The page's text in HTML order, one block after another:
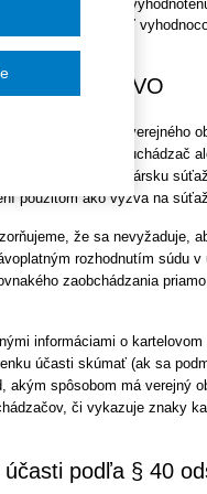
účasti
obstarávateľ
6 písm. g) ZVO
vylúčia z verejného
podozrenie, že uchádzač
narúšajúcu hospodársku
použitom ako výzva na
že sa nevyžaduje,
rozhodnutím súdu
zaobchádzania
informáciami o
účasti skúmať (ak sa
spôsobom má verejný
či vykazuje znaky
podľa § 40